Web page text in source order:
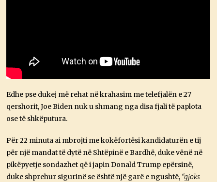
Edhe pse dukej më rehat në krahasim me telefjalën e 27
qershorit, Joe Biden nuk u shmang nga disa fjali të paplota
ose të shkëputura.
Për 22 minuta ai mbrojti me kokëfortësi kandidaturën e tij
për një mandat të dytë në Shtëpinë e Bardhë, duke vënë në
pikëpyetje sondazhet që i japin Donald Trump epërsinë,
duke shprehur sigurinë se është një garë e ngushtë, “gjoks